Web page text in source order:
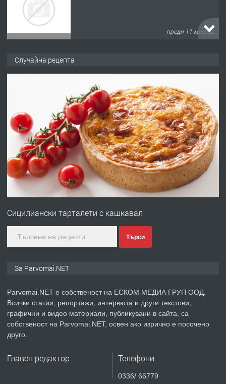
преди 11 месеца
преди 1 година
ПРЕДЛАГА Работа за общи работници
преди 1 година
ПРЕДЛАГА
Първи поход "По стъпките на Ангел
преди 1 година
ПРЕДЛАГА Уроци по Математика
Случайна рецепта
Сицилиански тарталети с кашкавал
Търси
За Parvomai.NET
Parvomai.NET е собственост на ЕСКОМ МЕДИА ГРУП ООД.
Всички статии, репортажи, интервюта и други текстови,
графични и видео материали, публикувани в сайта, са
собственост на Parvomai.NET, освен ако изрично е посочено
друго.
Главен редактор Телефони
0336/ 66779